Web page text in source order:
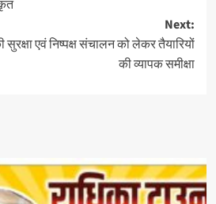
Next:
सुरक्षा एवं निष्पक्ष संचालन को लेकर तैयारियों
की व्यापक समीक्षा